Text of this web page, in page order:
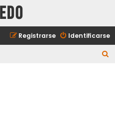
Identificarse
Registrarse